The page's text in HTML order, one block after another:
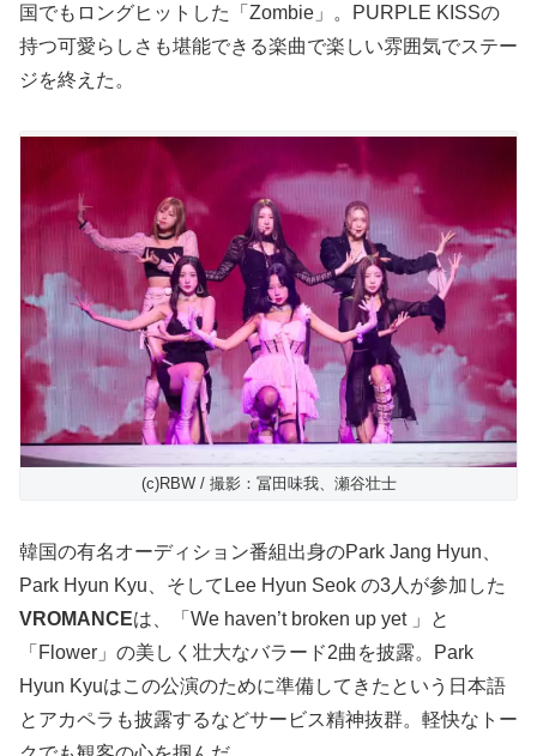
国でもロングヒットした「Zombie」。PURPLE KISSの
持つ可愛らしさも堪能できる楽曲で楽しい雰囲気でステー
ジを終えた。
(c)RBW / 撮影：冨田味我、瀬谷壮士
韓国の有名オーディション番組出身のPark Jang Hyun、
Park Hyun Kyu、そしてLee Hyun Seok の3人が参加した
VROMANCEは、「We haven’t broken up yet 」と
「Flower」の美しく壮大なバラード2曲を披露。Park
Hyun Kyuはこの公演のために準備してきたという日本語
とアカペラも披露するなどサービス精神抜群。軽快なトー